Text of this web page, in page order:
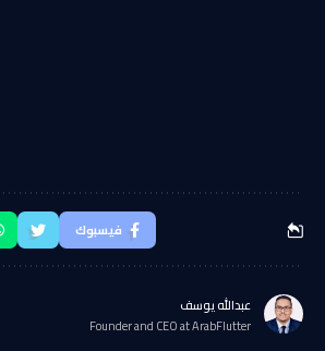
فيسبوك
عبدالله يوسف
Founder and CEO at ArabFlutter